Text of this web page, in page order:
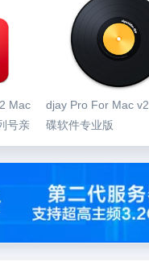
Mac
号亲
djay Pro For Mac
碟软件专业版